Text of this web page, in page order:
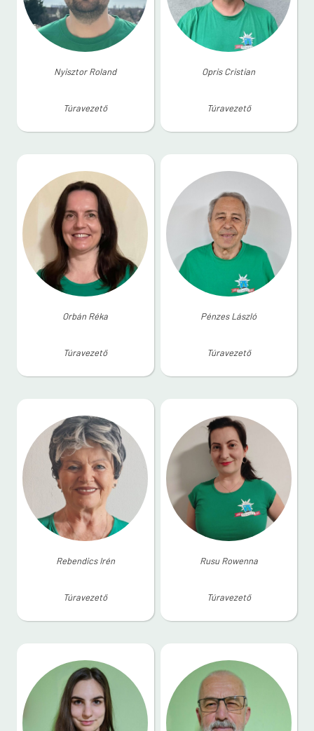
Nyisztor Roland
Túravezető
Opris Cristian
Túravezető
Orbán Réka
Túravezető
Pénzes László
Túravezető
Rebendics Irén
Túravezető
Rusu Rowenna
Túravezető